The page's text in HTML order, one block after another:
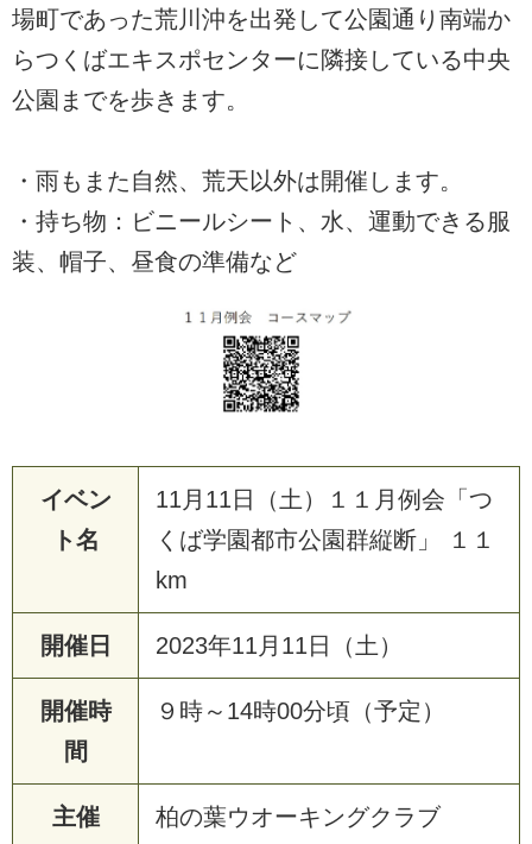
場町であった荒川沖を出発して公園通り南端か
らつくばエキスポセンターに隣接している中央
公園までを歩きます。
・雨もまた自然、荒天以外は開催します。
・持ち物：ビニールシート、水、運動できる服
装、帽子、昼食の準備など
イベン
ト名
11月11日（土）１１月例会「つ
くば学園都市公園群縦断」 １１
km
開催日 2023年11月11日（土）
開催時
間
９時～14時00分頃（予定）
主催 柏の葉ウオーキングクラブ